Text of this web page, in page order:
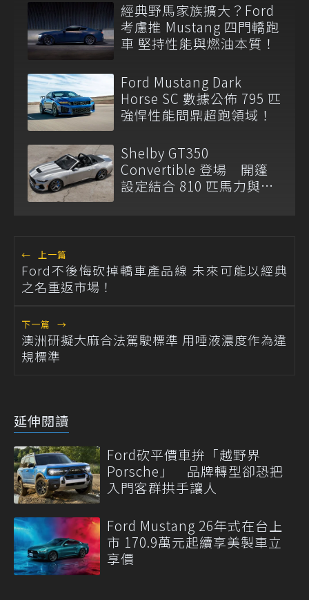
經典野馬家族擴大？Ford
考慮推 Mustang 四門轎跑
車 堅持性能與燃油本質！
Ford Mustang Dark
Horse SC 數據公佈 795 匹
強悍性能問鼎超跑領域！
Shelby GT350
Convertible 登場 開篷
設定結合 810 匹馬力與手
← 上一篇
Ford不後悔砍掉轎車產品線 未來可能以經典
之名重返市場！
下一篇 →
澳洲研擬大麻合法駕駛標準 用唾液濃度作為違
規標準
延伸閱讀
Ford砍平價車拚「越野界
Porsche」 品牌轉型卻恐把
入門客群拱手讓人
Ford Mustang 26年式在台上
市 170.9萬元起續享美製車立
享價